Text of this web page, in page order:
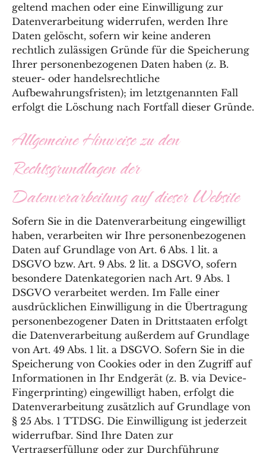
geltend machen oder eine Einwilligung zur
Datenverarbeitung widerrufen, werden Ihre
Daten gelöscht, sofern wir keine anderen
rechtlich zulässigen Gründe für die Speicherung
Ihrer personenbezogenen Daten haben (z. B.
steuer- oder handelsrechtliche
Aufbewahrungsfristen); im letztgenannten Fall
erfolgt die Löschung nach Fortfall dieser Gründe.
Allgemeine Hinweise zu den
Rechtsgrundlagen der
Datenverarbeitung auf dieser Website
Sofern Sie in die Datenverarbeitung eingewilligt
haben, verarbeiten wir Ihre personenbezogenen
Daten auf Grundlage von Art. 6 Abs. 1 lit. a
DSGVO bzw. Art. 9 Abs. 2 lit. a DSGVO, sofern
besondere Datenkategorien nach Art. 9 Abs. 1
DSGVO verarbeitet werden. Im Falle einer
ausdrücklichen Einwilligung in die Übertragung
personenbezogener Daten in Drittstaaten erfolgt
die Datenverarbeitung außerdem auf Grundlage
von Art. 49 Abs. 1 lit. a DSGVO. Sofern Sie in die
Speicherung von Cookies oder in den Zugriff auf
Informationen in Ihr Endgerät (z. B. via Device-
Fingerprinting) eingewilligt haben, erfolgt die
Datenverarbeitung zusätzlich auf Grundlage von
§ 25 Abs. 1 TTDSG. Die Einwilligung ist jederzeit
widerrufbar. Sind Ihre Daten zur
Vertragserfüllung oder zur Durchführung